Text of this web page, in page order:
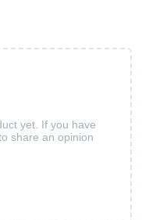
yet. If you have
share an opinion